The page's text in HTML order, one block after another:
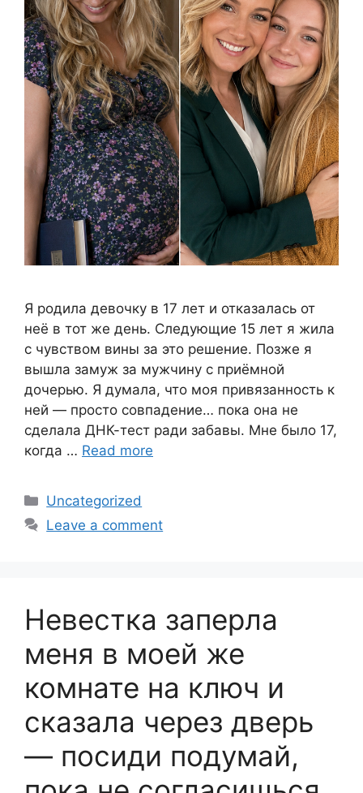
Я родила девочку в 17 лет и отказалась от
неё в тот же день. Следующие 15 лет я жила
с чувством вины за это решение. Позже я
вышла замуж за мужчину с приёмной
дочерью. Я думала, что моя привязанность к
ней — просто совпадение… пока она не
сделала ДНК-тест ради забавы. Мне было 17,
когда … Read more
Categories
Uncategorized
Leave a comment
Невестка заперла
меня в моей же
комнате на ключ и
сказала через дверь
— посиди подумай,